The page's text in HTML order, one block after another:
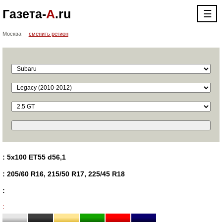
Газета-А.ru ☰
Москва сменить регион
: 5x100 ET55 d56,1
: 205/60 R16, 215/50 R17, 225/45 R18
:
: